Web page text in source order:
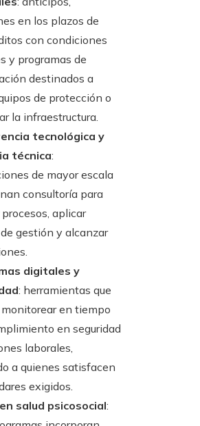
en los plazos de
con condiciones
y programas de
destinados a
de protección o
la infraestructura.
tecnológica y
técnica:
de mayor escala
consultoría para
aplicar
gestión y alcanzar
digitales y
: herramientas que
en tiempo
en seguridad
laborales,
a quienes satisfacen
exigidos.
salud psicosocial: